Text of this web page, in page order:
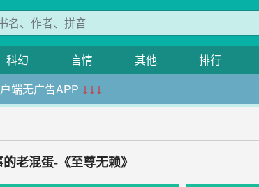
科幻 言情 其他 排行
端无广告APP ↓↓↓
老混蛋-《至尊无赖》